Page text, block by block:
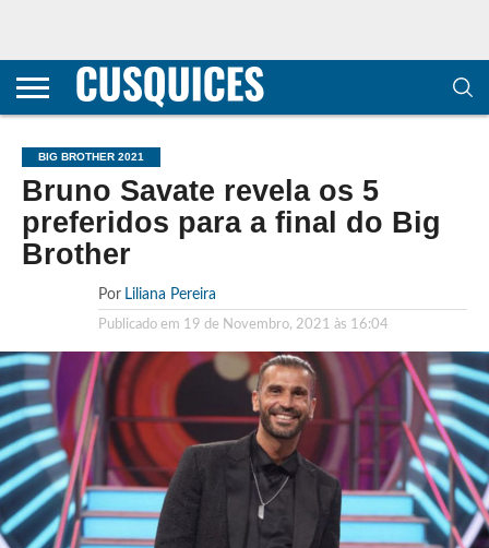
CONTACTOS
HOME
POLÍTICA DE
E COOKIES
SOBRE
TERMOS E
TRANSPARÊNCIA
METODOLOGIA
BIG BROTHER 2021
Bruno Savate revela os 5
preferidos para a final do Big
Brother
Por Liliana Pereira
Publicado em 19 de Novembro, 2021 às 16:04